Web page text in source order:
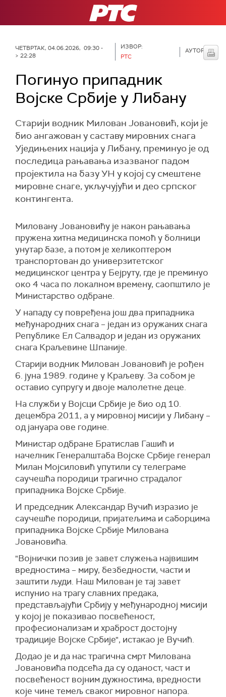
РТС
ЧЕТВРТАК, 04.06.2026, 09:30 -
> 22:28
ИЗВОР:
РТС
АУТОР:
Погинуо припадник
Војске Србије у Либану
Старији водник Милован Јовановић, који је
био ангажован у саставу мировних снага
Уједињених нација у Либану, преминуо је од
последица рањавања изазваног падом
пројектила на базу УН у којој су смештене
мировне снаге, укључујући и део српског
контингента.
Миловану Јовановићу је након рањавања
пружена хитна медицинска помоћ у болници
унутар базе, а потом је хеликоптером
транспортован до универзитетског
медицинског центра у Бејруту, где је преминуо
око 4 часа по локалном времену, саопштило је
Министарство одбране.
У нападу су повређена још два припадника
међународних снага – један из оружаних снага
Републике Ел Салвадор и један из оружаних
снага Краљевине Шпаније.
Старији водник Милован Јовановић је рођен
6. јуна 1989. године у Краљеву. За собом је
оставио супругу и двоје малолетне деце.
На служби у Војсци Србије је био од 10.
децембра 2011, а у мировној мисији у Либану –
од јануара ове године.
Министар одбране Братислав Гашић и
начелник Генералштаба Војске Србије генерал
Милан Мојсиловић упутили су телеграме
саучешћа породици трагично страдалог
припадника Војске Србије.
И председник Александар Вучић изразио је
саучешће породици, пријатељима и саборцима
припадника Војске Србије Милована
Јовановића.
"Војнички позив је завет служења највишим
вредностима – миру, безбедности, части и
заштити људи. Наш Милован је тај завет
испунио на трагу славних предака,
представљајући Србију у међународној мисији
у којој је показивао посвећеност,
професионализам и храброст достојну
традиције Војске Србије", истакао је Вучић.
Додао је и да нас трагична смрт Милована
Јовановића подсећа да су оданост, част и
посвећеност војним дужностима, вредности
које чине темељ сваког мировног напора.